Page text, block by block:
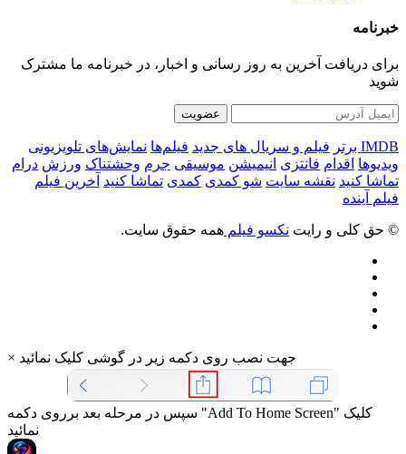
خبرنامه
برای دریافت آخرین به روز رسانی و اخبار، در خبرنامه ما مشترک
شوید
عضویت
IMDB برتر فیلم و سریال های جدید فیلم‌ها نمایش‌های تلویزیونی
ویدیوها اقدام فانتزی انیمیشن موسیقی جرم وحشتناک ورزش درام
تماشا کنید نقشه سایت شو کمدی کمدی تماشا کنید آخرین فیلم
فیلم آینده
© حق کلی و رایت نکسو فیلم همه حقوق سایت.
× جهت نصب روی دکمه زیر در گوشی کلیک نمائید
سپس در مرحله بعد برروی دکمه "Add To Home Screen" کلیک
نمائید